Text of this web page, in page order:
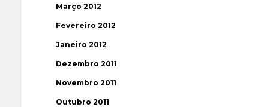
Março 2012
Fevereiro 2012
Janeiro 2012
Dezembro 2011
Novembro 2011
Outubro 2011